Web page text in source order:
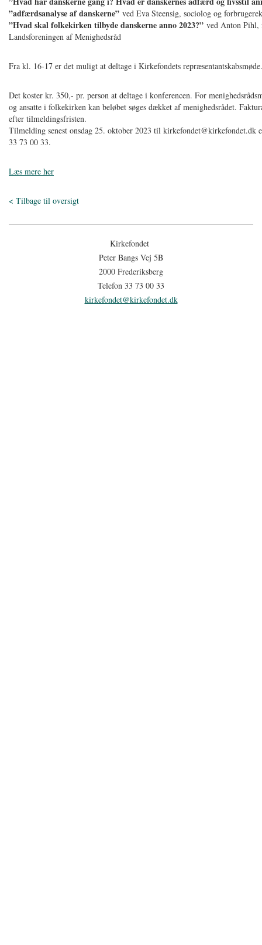
”adfærdsanalyse af danskerne” ved Eva Steensig, sociolog og
”Hvad skal folkekirken tilbyde danskerne anno 2023?” ved Anton Pihl,
Landsforeningen af Menighedsråd
Fra kl. 16-17 er det muligt at deltage i Kirkefondets
Det koster kr. 350,- pr. person at deltage i konferencen. For
og ansatte i folkekirken kan beløbet søges dækket af menighedsrådet.
efter tilmeldingsfristen.
Tilmelding senest onsdag 25. oktober 2023 til kirkefondet@kirkefondet.dk
33 73 00 33.
Læs mere her
< Tilbage til oversigt
Kirkefondet
Peter Bangs Vej 5B
2000 Frederiksberg
Telefon 33 73 00 33
kirkefondet@kirkefondet.dk